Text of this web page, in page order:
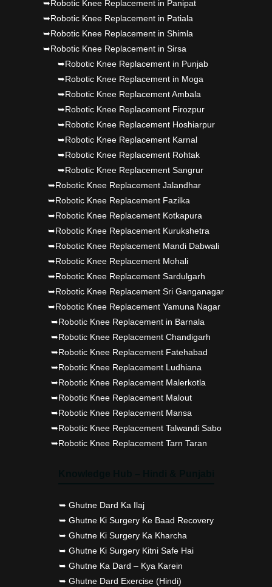
Dr PS Nagpal, Nagpal SuperSpeciality Hosp, got
Punjab's 1st fully active joint replacement..
➥Robotic Knee Replacement in Panipat
➥Robotic Knee Replacement in Patiala
➥Robotic Knee Replacement in Shimla
➥Robotic Knee Replacement in Sirsa
➥Robotic Knee Replacement in Punjab
➥Robotic Knee Replacement in Moga
➥Robotic Knee Replacement Ambala
➥Robotic Knee Replacement Firozpur
➥Robotic Knee Replacement Hoshiarpur
➥Robotic Knee Replacement Karnal
➥Robotic Knee Replacement Rohtak
➥Robotic Knee Replacement Sangrur
➥Robotic Knee Replacement Jalandhar
➥Robotic Knee Replacement Fazilka
➥Robotic Knee Replacement Kotkapura
➥Robotic Knee Replacement Kurukshetra
➥Robotic Knee Replacement Mandi Dabwali
➥Robotic Knee Replacement Mohali
➥Robotic Knee Replacement Sardulgarh
➥Robotic Knee Replacement Sri Ganganagar
➥Robotic Knee Replacement Yamuna Nagar
➥Robotic Knee Replacement in Barnala
➥Robotic Knee Replacement Chandigarh
➥Robotic Knee Replacement Fatehabad
➥Robotic Knee Replacement Ludhiana
➥Robotic Knee Replacement Malerkotla
➥Robotic Knee Replacement Malout
➥Robotic Knee Replacement Mansa
➥Robotic Knee Replacement Talwandi Sabo
➥Robotic Knee Replacement Tarn Taran
➥ Ghutne Dard Ka Ilaj
➥ Ghutne Ki Surgery Ke Baad Recovery
➥ Ghutne Ki Surgery Ka Kharcha
➥ Ghutne Ki Surgery Kitni Safe Hai
➥ Ghutne Ka Dard – Kya Karein
➥ Ghutne Dard Exercise (Hindi)